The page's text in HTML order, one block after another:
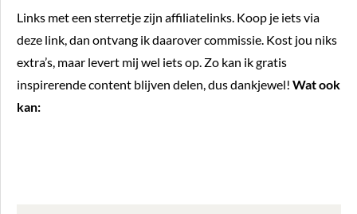
Links met een sterretje zijn affiliatelinks. Koop je iets via
deze link, dan ontvang ik daarover commissie. Kost jou niks
extra’s, maar levert mij wel iets op. Zo kan ik gratis
inspirerende content blijven delen, dus dankjewel! Wat ook
kan: